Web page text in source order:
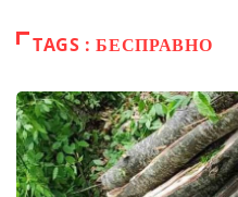
TAGS : БЕСПРАВНО